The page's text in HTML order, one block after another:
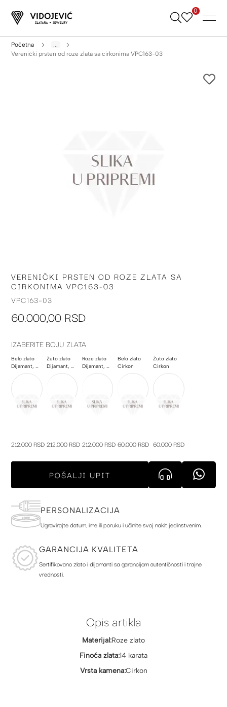
Skip
0
Početna
...
Verenički prsten od roze zlata sa cirkonima VPC163-03
Skip
to
the
of
gallery
VERENIČKI PRSTEN OD ROZE ZLATA SA
CIRKONIMA VPC163-03
VPC163-03
60.000,00 RSD
IZABERITE BOJU ZLATA
Belo zlato
Dijamant, Morganit, Poludragi kamen
212.000 RSD
Žuto zlato
Dijamant, Morganit, Poludragi kamen
212.000 RSD
Roze zlato
Dijamant, Morganit, Poludragi kamen
212.000 RSD
Belo zlato
Cirkon
60.000 RSD
Žuto zlato
Cirkon
60.000 RSD
POŠALJI UPIT
PERSONALIZACIJA
Ugravirajte datum, ime ili poruku i učinite svoj nakit jedinstvenim.
GARANCIJA KVALITETA
Sertifikovano zlato i dijamanti sa garancijom autentičnosti i trajne
vrednosti.
Opis artikla
Materijal:Roze zlato
Finoća zlata:14 karata
Vrsta kamena:Cirkon